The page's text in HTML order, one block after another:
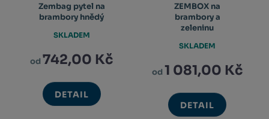
Zembag pytel na
brambory hnědý
od742,00 Kč
DETAIL
SKLADEM
ZEMBOX na
brambory a
zeleninu
od 1 081,00 Kč
DETAIL
SKLADEM